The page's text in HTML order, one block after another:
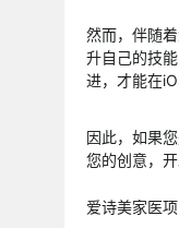
然而，伴随
升自己的技
进，才能在
因此，如果
您的创意，
爱诗美家医